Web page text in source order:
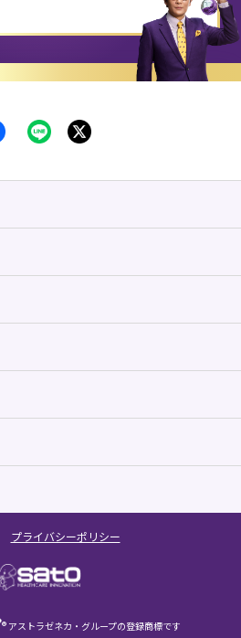
プライバシーポリシー
® アストラゼネカ・グループの登録商標です